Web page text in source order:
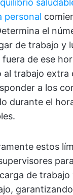
personal
el
de trabajo y
de ese
al trabajo extra
a los
durante el
estos
de trabajo